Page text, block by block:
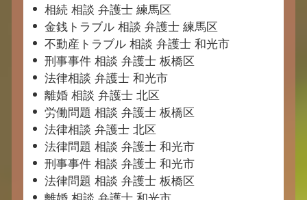
相続 相談 弁護士 練馬区
金銭トラブル 相談 弁護士 練馬区
不動産トラブル 相談 弁護士 和光市
刑事事件 相談 弁護士 板橋区
法律相談 弁護士 和光市
離婚 相談 弁護士 北区
労働問題 相談 弁護士 板橋区
法律相談 弁護士 北区
法律問題 相談 弁護士 和光市
刑事事件 相談 弁護士 和光市
法律問題 相談 弁護士 板橋区